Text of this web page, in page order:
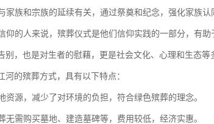
家族和宗族的延续有关，通过祭奠和纪念，强化家族认
仰的人来说，殡葬仪式是他们信仰实践的一部分，有
别，也是对生者的慰藉，更是社会文化、心理和生态
的殡葬方式，具有以下特点：
资源，减少了对环境的负担，符合绿色殡葬的理念。
无需购买墓地、建造墓碑等，费用较低，经济实惠。